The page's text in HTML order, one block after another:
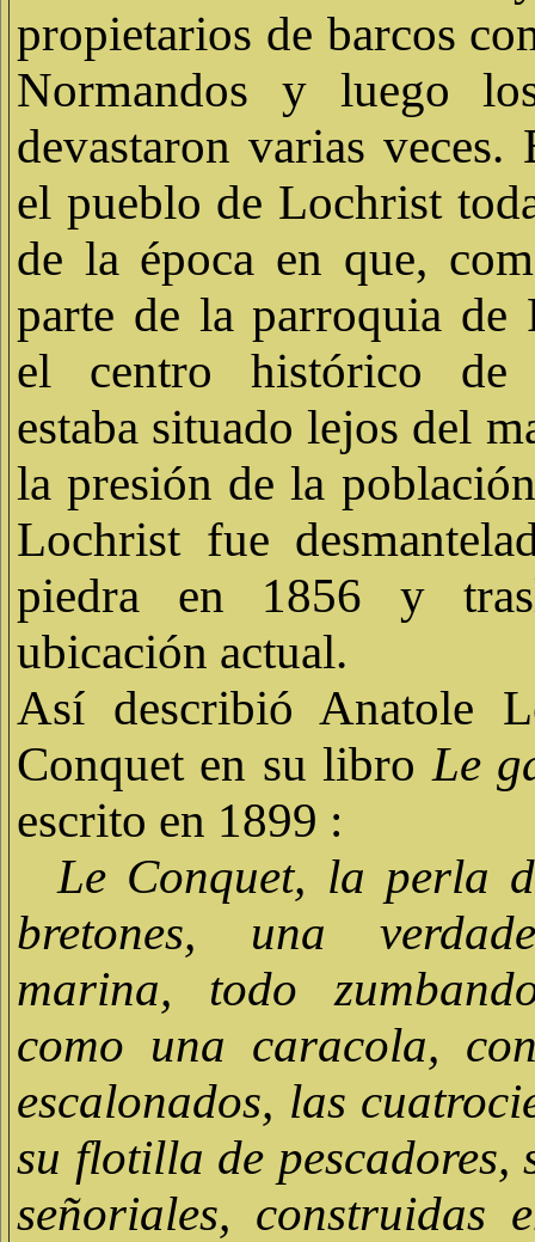
propietarios de barcos
Normandos y luego
devastaron varias
el pueblo de Lochrist
de la época en que,
parte de la parroquia de
el centro histórico de
estaba situado lejos del
la presión de la
Lochrist fue
piedra en 1856 y
ubicación actual.
Así describió Anatole
Conquet en su libro Le
escrito en 1899 :
Le Conquet, la perla
bretones, una
marina, todo
como una caracola,
escalonados, las
su flotilla de pescadores,
señoriales, construidas